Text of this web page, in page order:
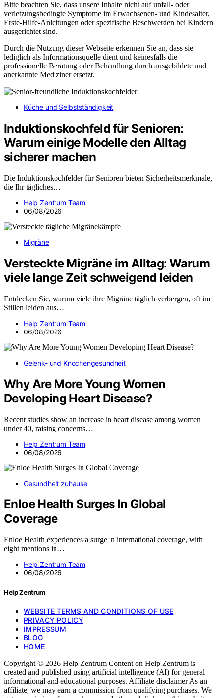
Bitte beachten Sie, dass unsere Inhalte nicht auf unfall- oder
verletzungsbedingte Symptome im Erwachsenen- und Kindesalter,
Erste-Hilfe-Anleitungen oder spezifische Beschwerden bei Kindern
ausgerichtet sind.
Durch die Nutzung dieser Webseite erkennen Sie an, dass sie
lediglich als Informationsquelle dient und keinesfalls die
professionelle Beratung oder Behandlung durch ausgebildete und
anerkannte Mediziner ersetzt.
Küche und Selbstständigkeit
Induktionskochfeld für Senioren:
Warum einige Modelle den Alltag
sicherer machen
Die Induktionskochfelder für Senioren bieten Sicherheitsmerkmale,
die Ihr tägliches…
Help Zentrum Team
06/08/2026
Migräne
Versteckte Migräne im Alltag: Warum
viele lange Zeit schweigend leiden
Entdecken Sie, warum viele ihre Migräne täglich verbergen, oft im
Stillen leiden aus…
Help Zentrum Team
06/08/2026
Gelenk- und Knochengesundheit
Why Are More Young Women
Developing Heart Disease?
Recent studies show an increase in heart disease among women
under 40, raising concerns…
Help Zentrum Team
06/08/2026
Gesundheit zuhause
Enloe Health Surges In Global
Coverage
Enloe Health experiences a surge in international coverage, with
eight mentions in…
Help Zentrum Team
06/08/2026
Help Zentrum
WEBSITE TERMS AND CONDITIONS OF USE
PRIVACY POLICY
IMPRESSUM
BLOG
HOME
Copyright © 2026 Help Zentrum Content on Help Zentrum is
created and published using artificial intelligence (AI) for general
informational and educational purposes. Affiliate disclaimer As an
affiliate, we may earn a commission from qualifying purchases. We